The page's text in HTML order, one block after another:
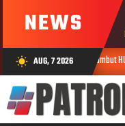
NEWS
wb_sunny AUG, 7 2026
Meriah Sambut HUT RI ke-81